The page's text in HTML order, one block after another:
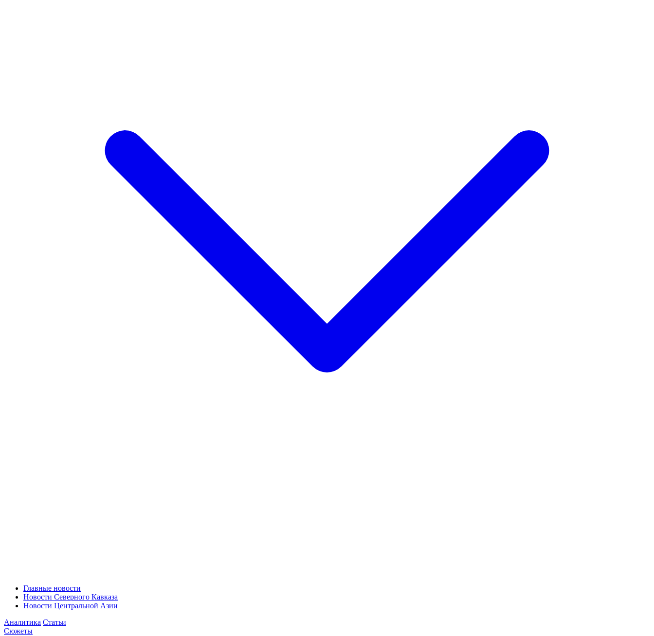
Главные новости
Новости Северного Кавказа
Новости Центральной Азии
Аналитика Статьи
Сюжеты